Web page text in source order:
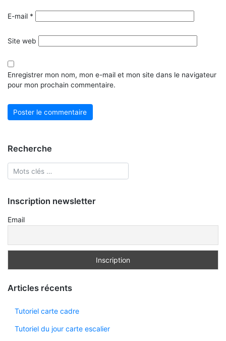
E-mail *
Site web
Enregistrer mon nom, mon e-mail et mon site dans le navigateur
pour mon prochain commentaire.
Recherche
Inscription newsletter
Email
Articles récents
Tutoriel carte cadre
Tutoriel du jour carte escalier